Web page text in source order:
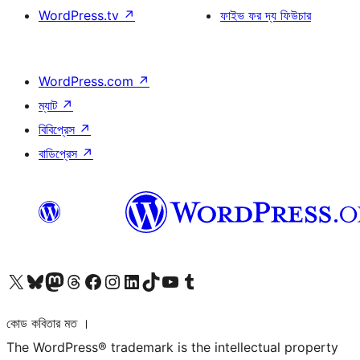
WordPress.tv ↗ ফাইভ ফর দ্য ফিউচার
WordPress.com ↗
ম্যাট ↗
বিবিপ্রেস ↗
বাডিপ্রেস ↗
আমাদের X (আগের টুইটার) অ্যাকাউন্টে যানআমাদের Bluesky অ্যাকাউন্টটি দেখুনআমাদের মাস্টোডন অ্যাকাউন্টটি দেখুনআমাদের থ্রেডস অ্যাকাউন্টটি দেখুনআমাদের ফেসবুক পেজ দেখুনআমাদের ইন্সটাগ্রাম অ্যাকাউন্ট দেখুনআমাদের লিঙ্কডইন অ্যাকাউন্টে যানআমাদের TikTok অ্যাকাউন্টটি দেখুনআমাদের ইউটিউব চ্যানেলে যান আমাদের টাম্বলার অ্যাকাউন্ট দেখুন
কোড কবিতার মত ।
The WordPress® trademark is the intellectual property